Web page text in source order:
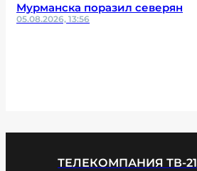
Мурманска поразил северян
05.08.2026, 13:56
ТЕЛЕКОМПАНИЯ ТВ-21